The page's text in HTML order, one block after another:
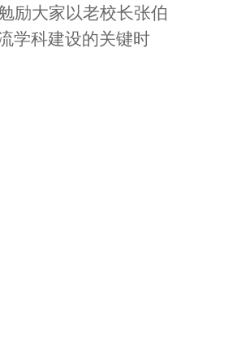
励大家以老校长张伯
学科建设的关键时